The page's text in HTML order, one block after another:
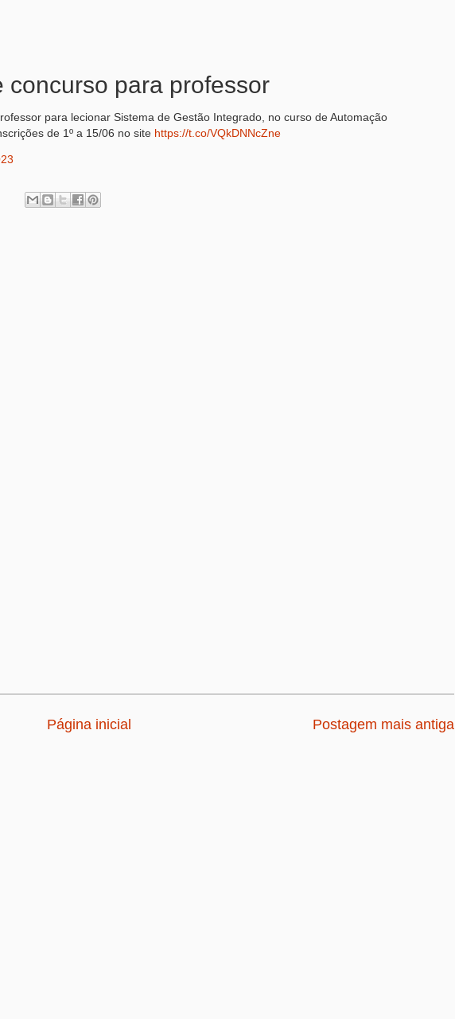
concurso para professor
para lecionar Sistema de Gestão Integrado, no curso de Automação
de 1º a 15/06 no site https://t.co/VQkDNNcZne
Postagem mais antiga
Página inicial